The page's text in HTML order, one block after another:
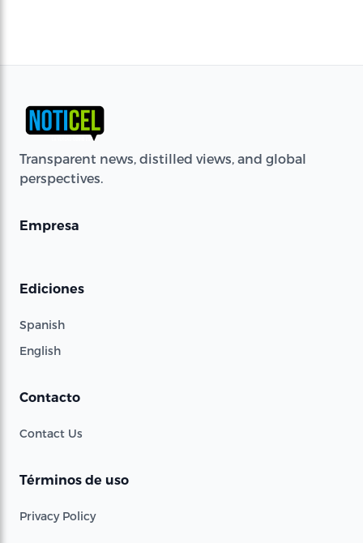
Transparent news, distilled views, and global
perspectives.
Empresa
Ediciones
Spanish
English
Contacto
Contact Us
Términos de uso
Privacy Policy